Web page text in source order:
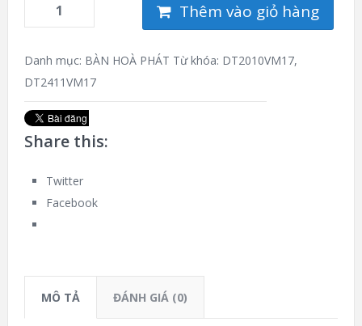
Thêm vào giỏ hàng
Danh mục: BÀN HOÀ PHÁT Từ khóa: DT2010VM17,
DT2411VM17
Share this:
Twitter
Facebook
MÔ TẢ ĐÁNH GIÁ (0)